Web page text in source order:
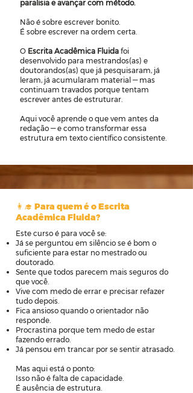
paralisia e avançar com método.
Não é sobre escrever bonito.
É sobre escrever na ordem certa.
O Escrita Acadêmica Fluida foi
desenvolvido para mestrandos(as) e
doutorandos(as) que já pesquisaram, já
leram, já acumularam material — mas
continuam travados porque tentam
escrever antes de estruturar.
Aqui você aprende o que vem antes da
redação — e como transformar essa
estrutura em texto científico consistente.
👩‍🎓 Para quem é o Escrita
Acadêmica Fluida?
Este curso é para você se:
Já se perguntou em silêncio se é bom o
suficiente para estar no mestrado ou
doutorado.
Sente que todos parecem mais seguros do
que você.
Vive com medo de errar e precisar refazer
tudo depois.
Fica ansioso quando o orientador não
responde.
Procrastina porque tem medo de estar
fazendo errado.
Já pensou em trancar por se sentir atrasado.
Mas aqui está o ponto:
Isso não é falta de capacidade.
É ausência de estrutura.